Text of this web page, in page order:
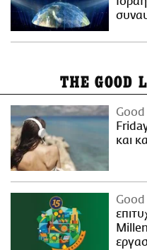
THE GOOD
και